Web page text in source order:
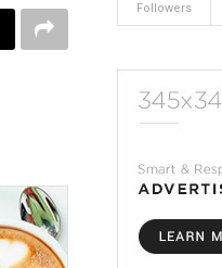
Followers